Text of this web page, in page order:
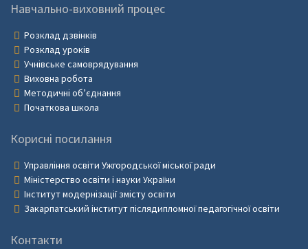
Навчально-виховний процес
Розклад дзвінків
Розклад уроків
Учнівське самоврядування
Виховна робота
Методичні об’єднання
Початкова школа
Корисні посилання
Управління освіти Ужгородської міської ради
Міністерство освіти і науки України
Інститут модернізації змісту освіти
Закарпатський інститут післядипломної педагогічної освіти
Контакти